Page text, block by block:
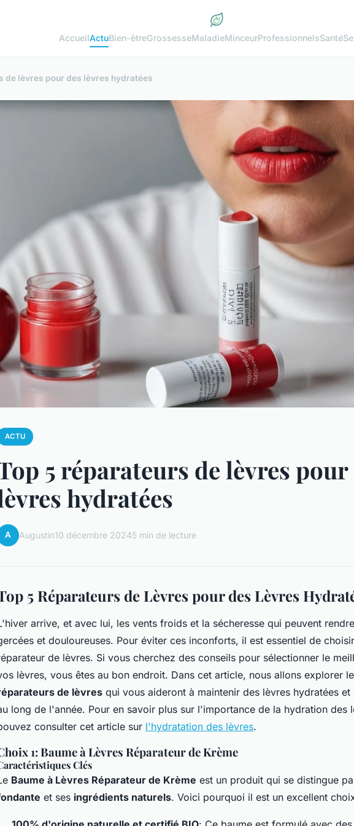
AccueilActuBien-êtreGrossesseMaladieMinceurProfessionnelsSanté
de lèvres pour des lèvres hydratées
ACTU
5 réparateurs de lèvres pour
hydratées
A Augustin10 décembre 20245 min de lecture
5 Réparateurs de Lèvres pour des Lèvres
arrive, et avec lui, les vents froids et la sécheresse qui peuvent
et douloureuses. Pour éviter ces inconforts, il est essentiel de
de lèvres. Si vous cherchez des conseils pour sélectionner le
lèvres, vous êtes au bon endroit. Dans cet article, nous allons explorer
de lèvres qui vous aideront à maintenir des lèvres hydratées
long de l'année. Pour en savoir plus sur l'importance de la hydration des
consulter cet article sur l'hydratation des lèvres.
1: Baume à Lèvres Réparateur de Krème
Clés
Baume à Lèvres Réparateur de Krème est un produit qui se distingue
et ses ingrédients naturels. Voici pourquoi il est un excellent